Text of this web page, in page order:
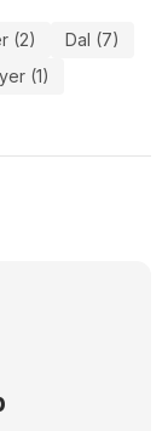
(2)
Dal (7)
(1)